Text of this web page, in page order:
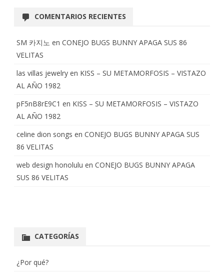
COMENTARIOS RECIENTES
SM 카지노 en CONEJO BUGS BUNNY APAGA SUS 86
VELITAS
las villas jewelry en KISS – SU METAMORFOSIS – VISTAZO
AL AÑO 1982
pF5nB8rE9C1 en KISS – SU METAMORFOSIS – VISTAZO
AL AÑO 1982
celine dion songs en CONEJO BUGS BUNNY APAGA SUS
86 VELITAS
web design honolulu en CONEJO BUGS BUNNY APAGA
SUS 86 VELITAS
CATEGORÍAS
¿Por qué?